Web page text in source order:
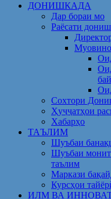
ДОНИШКАДА
Дар бораи мо
Раёсати
Сохтори
Ҳуҷҷатҳои
Хабарҳо
ТАЪЛИМ
Шуъбаи
Шуъбаи
таълим
Маркази
Курсҳои
ИЛМ ВА